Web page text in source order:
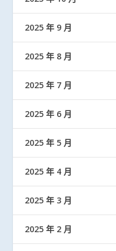
2025 年 9 月
2025 年 8 月
2025 年 7 月
2025 年 6 月
2025 年 5 月
2025 年 4 月
2025 年 3 月
2025 年 2 月